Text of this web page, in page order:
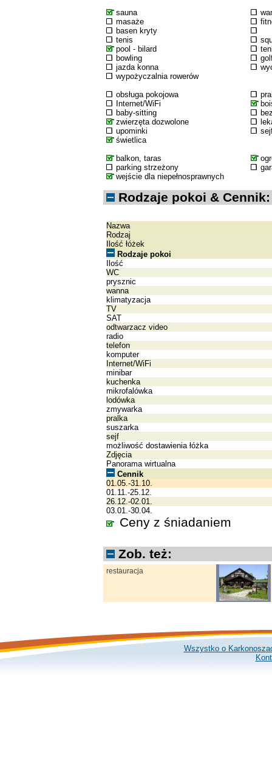
sauna
masaże
basen kryty
tenis
pool - bilard
bowling
jazda konna
wypożyczalnia rowerów
obsługa pokojowa
Internet/WiFi
baby-sitting
zwierzęta dozwolone
upominki
świetlica
balkon, taras
parking strzeżony
wejście dla niepełnosprawnych
Rodzaje pokoi & Cennik:
Nazwa
Rodzaj
Ilość łóżek
Rodzaje pokoi
Ilość
WC
prysznic
wanna
klimatyzacja
TV
SAT
odtwarzacz video
radio
telefon
komputer
Internet/WiFi
minibar
kuchenka
mikrofalówka
lodówka
zmywarka
pralka
suszarka
sejf
możliwość dostawienia łóżka
Zdjęcia
Panorama wirtualna
Cennik
01.05.-31.10.
01.11.-25.12.
26.12.-02.01.
03.01.-30.04.
Ceny z śniadaniem
Zob. też:
restauracja
Wszystko o